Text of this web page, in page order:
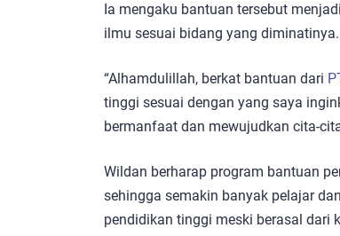
Ia mengaku bantuan tersebut
ilmu sesuai bidang yang diminatinya.
“Alhamdulillah, berkat bantuan dari
tinggi sesuai dengan yang saya
bermanfaat dan mewujudkan cita-
Wildan berharap program bantuan
sehingga semakin banyak pelajar
pendidikan tinggi meski berasal dari